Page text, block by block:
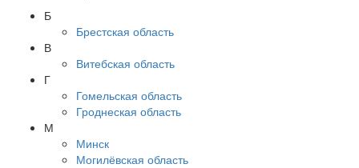
Б
Брестская область
В
Витебская область
Г
Гомельская область
Гроднеская область
М
Минск
Могилёвская область